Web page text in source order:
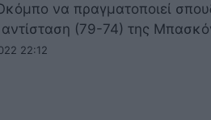
να πραγματοποιεί
(79-74) της
22:12